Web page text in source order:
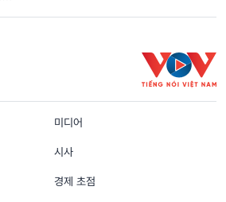
Hàn
미디어
시사
경제 초점